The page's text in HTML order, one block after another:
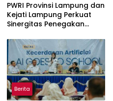
PWRI Provinsi Lampung dan
Kejati Lampung Perkuat
Sinergitas Penegakan
Berita